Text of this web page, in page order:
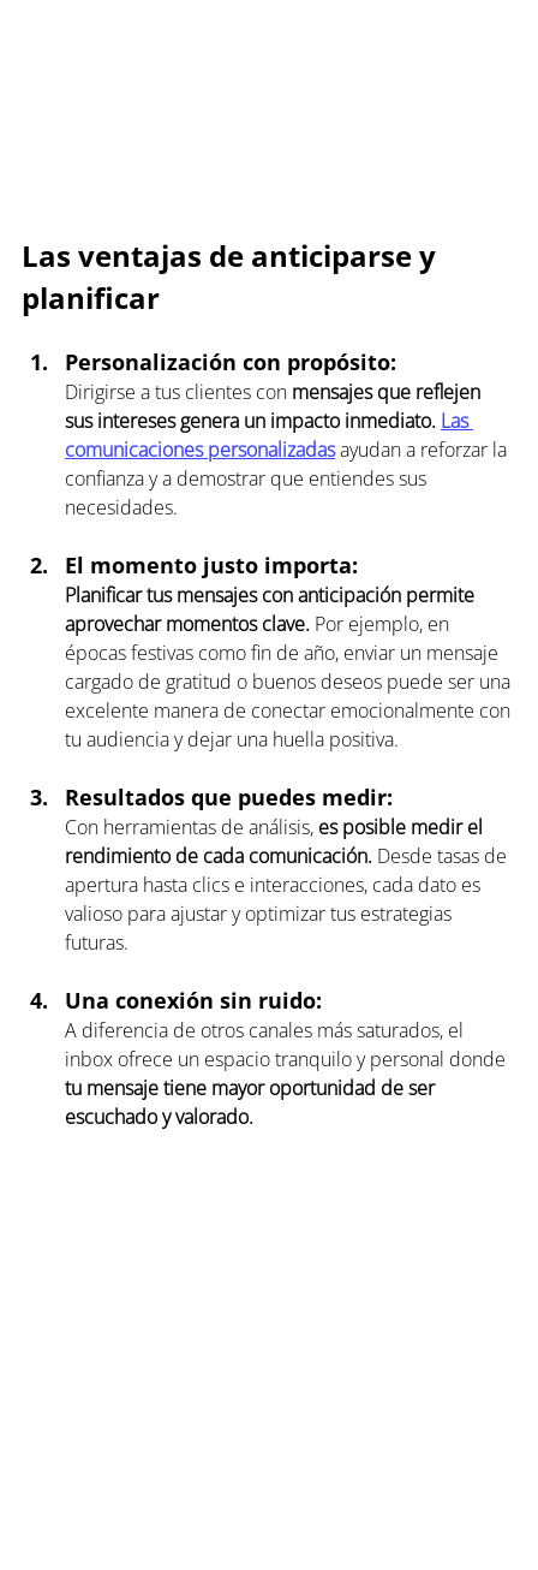
Las ventajas de anticiparse y
planificar
Personalización con propósito:
Dirigirse a tus clientes con mensajes que reflejen
sus intereses genera un impacto inmediato. Las
comunicaciones personalizadas ayudan a reforzar la
confianza y a demostrar que entiendes sus
necesidades.
El momento justo importa:
Planificar tus mensajes con anticipación permite
aprovechar momentos clave. Por ejemplo, en
épocas festivas como fin de año, enviar un mensaje
cargado de gratitud o buenos deseos puede ser una
excelente manera de conectar emocionalmente con
tu audiencia y dejar una huella positiva.
Resultados que puedes medir:
Con herramientas de análisis, es posible medir el
rendimiento de cada comunicación. Desde tasas de
apertura hasta clics e interacciones, cada dato es
valioso para ajustar y optimizar tus estrategias
futuras.
Una conexión sin ruido:
A diferencia de otros canales más saturados, el
inbox ofrece un espacio tranquilo y personal donde
tu mensaje tiene mayor oportunidad de ser
escuchado y valorado.